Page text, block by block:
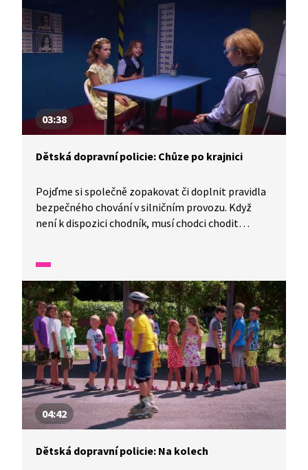
03:38
Dětská dopravní policie: Chůze po krajnici
Pojďme si společně zopakovat či doplnit pravidla
bezpečného chování v silničním provozu. Když
není k dispozici chodník, musí chodci chodit
vlevo.
04:42
Dětská dopravní policie: Na kolech